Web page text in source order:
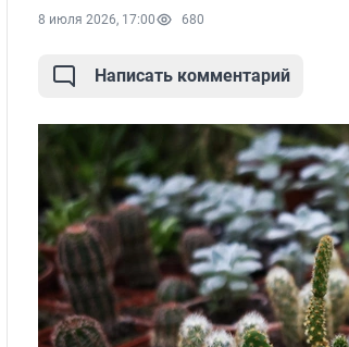
8 июля 2026, 17:00 680
Написать комментарий